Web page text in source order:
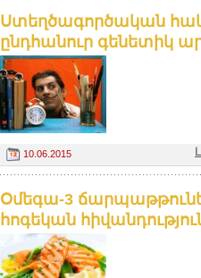
Ստեղծագործական
ընդհանուր գենետիկ
10.06.2015
Օմեգա-3
հոգեկան